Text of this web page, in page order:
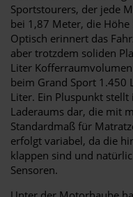
Sportstourers, der jede
bei 1,87 Meter, die
Optisch erinnert das
aber trotzdem soliden
Liter
beim Grand Sport 1.450
Liter. Ein Pluspunkt
Laderaums dar, die mit
Standardmaß für
erfolgt variabel, da die
klappen sind und
Sensoren.